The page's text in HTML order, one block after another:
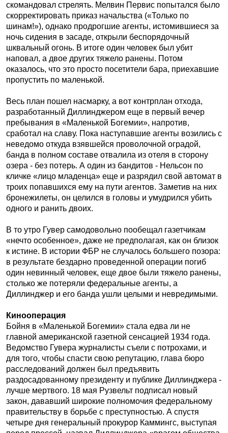
скомандовал стрелять. Мелвин Первис попытался было
скорректировать приказ начальства («Только по
шинам!»), однако продрогшие агенты, истомившиеся за
ночь сидения в засаде, открыли беспорядочный
шквальный огонь. В итоге один человек был убит
наповал, а двое других тяжело ранены. Потом
оказалось, что это просто посетители бара, приехавшие
пропустить по маленькой.
Весь план пошел насмарку, а вот контрплан отхода,
разработанный Диллинджером еще в первый вечер
пребывания в «Маленькой Богемии», напротив,
сработал на славу. Пока наступавшие агенты возились с
неведомо откуда взявшейся проволочной оградой,
банда в полном составе отвалила из отеля в сторону
озера - без потерь. А один из бандитов - Нельсон по
кличке «лицо младенца» еще и разрядил свой автомат в
троих попавшихся ему на пути агентов. Заметив на них
бронежилеты, он целился в головы и умудрился убить
одного и ранить двоих.
В то утро Гувер самодовольно пообещал газетчикам
«нечто особенное», даже не предполагая, как он близок
к истине. В истории ФБР не случалось большего позора:
в результате бездарно проведенной операции погиб
один невинный человек, еще двое были тяжело ранены,
столько же потеряли федеральные агенты, а
Диллинджер и его банда ушли целыми и невредимыми.
Кинооперация
Бойня в «Маленькой Богемии» стала едва ли не
главной американской газетной сенсацией 1934 года.
Ведомство Гувера журналисты съели с потрохами, и
для того, чтобы спасти свою репутацию, глава бюро
расследований должен был предъявить
раздосадованному президенту и публике Диллинджера -
лучше мертвого. 18 мая Рузвельт подписал новый
закон, дававший широкие полномочия федеральному
правительству в борьбе с преступностью. А спустя
четыре дня генеральный прокурор Каммингс, выступая